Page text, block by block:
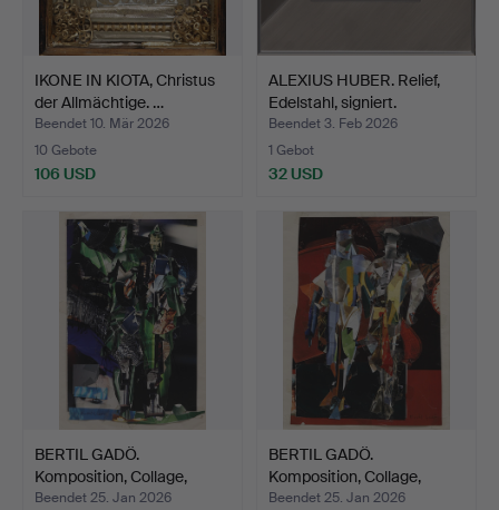
IKONE IN KIOTA, Christus
der Allmächtige. …
Beendet 10. Mär 2026
10 Gebote
106 USD
ALEXIUS HUBER. Relief,
Edelstahl, signiert.
Beendet 3. Feb 2026
1 Gebot
32 USD
BERTIL GADÖ.
Komposition, Collage,
signier…
Beendet 25. Jan 2026
BERTIL GADÖ.
Komposition, Collage,
signier…
Beendet 25. Jan 2026